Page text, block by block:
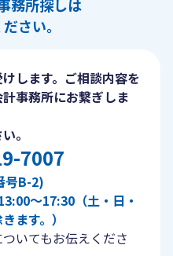
務所探しは
さい。
します。ご相談内容を
事務所にお繋ぎしま
。
7007
号B-2)
〜17:30（土・日・
ます。）
いてもお伝えくださ